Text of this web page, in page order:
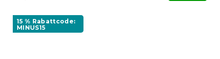
15 % Rabattcode:
MINUS15